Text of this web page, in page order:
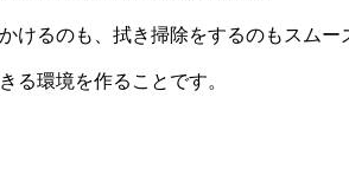
けるのも、拭き掃除をするのもスムー
る環境を作ることです。